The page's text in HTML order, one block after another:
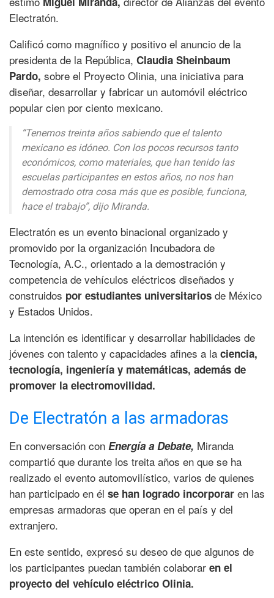
Electratón.
Calificó como magnífico y positivo el anuncio de la
presidenta de la República, Claudia Sheinbaum
Pardo, sobre el Proyecto Olinia, una iniciativa para
diseñar, desarrollar y fabricar un automóvil eléctrico
popular cien por ciento mexicano.
“Tenemos treinta años sabiendo que el talento
mexicano es idóneo. Con los pocos recursos tanto
económicos, como materiales, que han tenido las
escuelas participantes en estos años, no nos han
demostrado otra cosa más que es posible, funciona,
hace el trabajo”, dijo Miranda.
Electratón es un evento binacional organizado y
promovido por la organización Incubadora de
Tecnología, A.C., orientado a la demostración y
competencia de vehículos eléctricos diseñados y
construidos por estudiantes universitarios de México
y Estados Unidos.
La intención es identificar y desarrollar habilidades de
jóvenes con talento y capacidades afines a la ciencia,
tecnología, ingeniería y matemáticas, además de
promover la electromovilidad.
De Electratón a las armadoras
En conversación con Energía a Debate, Miranda
compartió que durante los treita años en que se ha
realizado el evento automovilístico, varios de quienes
han participado en él se han logrado incorporar en las
empresas armadoras que operan en el país y del
extranjero.
En este sentido, expresó su deseo de que algunos de
los participantes puedan también colaborar en el
proyecto del vehículo eléctrico Olinia.